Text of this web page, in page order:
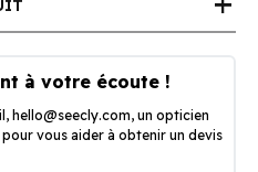
à votre écoute !
hello@seecly.com, un opticien
vous aider à obtenir un devis